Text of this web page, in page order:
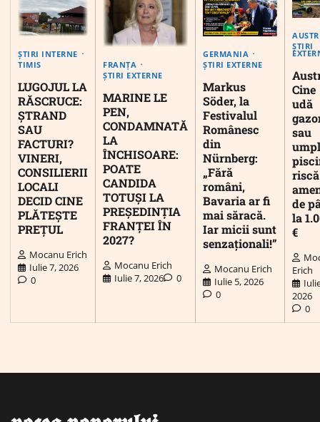
ȘTIRI INTERNE
TIMIS
LUGOJUL LA
RĂSCRUCE:
ȘTRAND
SAU
FACTURI?
VINERI,
CONSILIERII
LOCALI
DECID CINE
PLĂTEȘTE
PREȚUL
Mocanu Erich
Iulie 7, 2026
0
FRANȚA
ȘTIRI EXTERNE
MARINE LE
PEN,
CONDAMNATĂ
LA
ÎNCHISOARE:
POATE
CANDIDA
TOTUȘI LA
PREȘEDINȚIA
FRANȚEI ÎN
2027?
Mocanu Erich
Iulie 7, 2026
0
GERMANIA
ȘTIRI EXTERNE
Markus
Söder, la
Festivalul
Românesc
din
Nürnberg:
„Fără
români,
Bavaria ar fi
mai săracă.
Iar micii sunt
senzaționali!”
Mocanu Erich
Iulie 5, 2026
0
ȘTIRI
Cine
udă
sau
riscă
de
la
€
Erich
2026
0